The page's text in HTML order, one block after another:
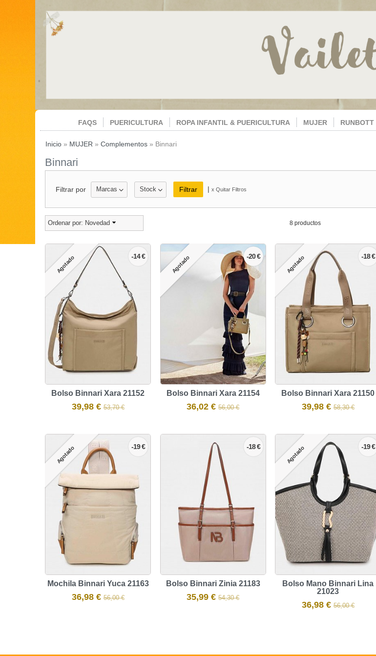
FAQS PUERICULTURA ROPA INFANTIL & PUERICULTURA MUJER RUNBOTT
Inicio » MUJER » Complementos » Binnari
Binnari
Filtrar por Marcas Stock | x Quitar Filtros
Ordenar por: Novedad 8 productos
Agotado -14 €
Bolso Binnari Xara 21152
39,98 €53,70 €
Agotado -20 €
Bolso Binnari Xara 21154
36,02 €56,00 €
Agotado -18 €
Bolso Binnari Xara 21150
39,98 €58,30 €
Agotado -19 €
Mochila Binnari Yuca 21163
36,98 €56,00 €
-18 €
Bolso Binnari Zinia 21183
35,99 €54,30 €
Agotado -19 €
Bolso Mano Binnari Lina
21023
36,98 €56,00 €